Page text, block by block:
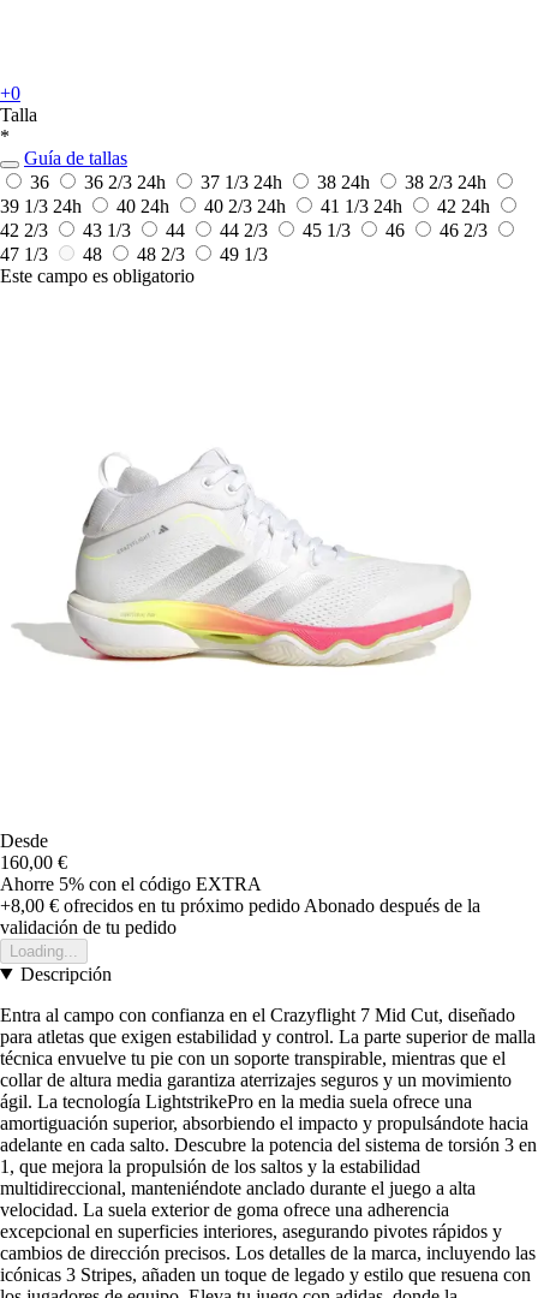
+0
Talla
*
Guía de tallas
36
36 2/3 24h 37 1/3 24h 38 24h 38 2/3 24h
39 1/3 24h 40 24h 40 2/3 24h 41 1/3 24h 42 24h
42 2/3
43 1/3 44 44 2/3 45 1/3 46
46 2/3
47 1/3
48 48 2/3
49 1/3
Este campo es obligatorio
Desde
160,00 €
Ahorre 5% con el código EXTRA
+8,00 € ofrecidos en tu próximo pedido Abonado después de la
validación de tu pedido
Loading...
Descripción
Entra al campo con confianza en el Crazyflight 7 Mid Cut, diseñado
para atletas que exigen estabilidad y control. La parte superior de malla
técnica envuelve tu pie con un soporte transpirable, mientras que el
collar de altura media garantiza aterrizajes seguros y un movimiento
ágil. La tecnología LightstrikePro en la media suela ofrece una
amortiguación superior, absorbiendo el impacto y propulsándote hacia
adelante en cada salto. Descubre la potencia del sistema de torsión 3 en
1, que mejora la propulsión de los saltos y la estabilidad
multidireccional, manteniéndote anclado durante el juego a alta
velocidad. La suela exterior de goma ofrece una adherencia
excepcional en superficies interiores, asegurando pivotes rápidos y
cambios de dirección precisos. Los detalles de la marca, incluyendo las
icónicas 3 Stripes, añaden un toque de legado y estilo que resuena con